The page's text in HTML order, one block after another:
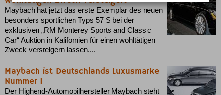
Maybach hat jetzt das erste Exemplar des neuen
besonders sportlichen Typs 57 S bei der
exklusiven „RM Monterey Sports and Classic
Car“ Auktion in Kalifornien für einen wohltätigen
Zweck versteigern lassen....
Maybach ist Deutschlands Luxusmarke
Nummer 1
Der Highend-Automobilhersteller Maybach steht